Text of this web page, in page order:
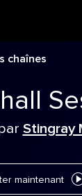
chaînes
Stingray
maintenant